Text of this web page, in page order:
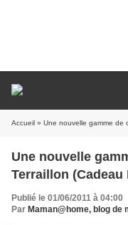
Accueil » Une nouvelle gamme de
Une nouvelle
Terraillon (Cadeau
Publié le 01/06/2011 à 04:00
Par Maman@home, blog de